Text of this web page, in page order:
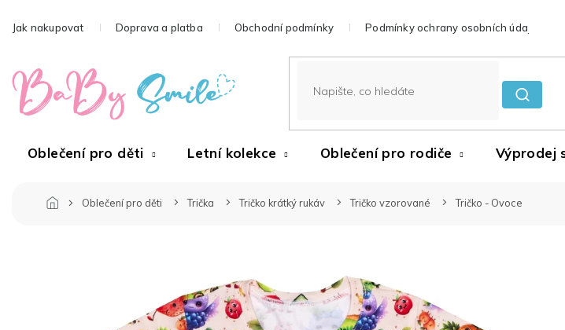
naJak nakupovat Doprava a platba Obchodní podmínky Podmínky ochrany osobních údajů
Oblečení pro děti Letní kolekce Oblečení pro rodiče Výprodej
Oblečení pro děti Trička Tričko krátký rukáv Tričko vzorované Tričko - Ovoce